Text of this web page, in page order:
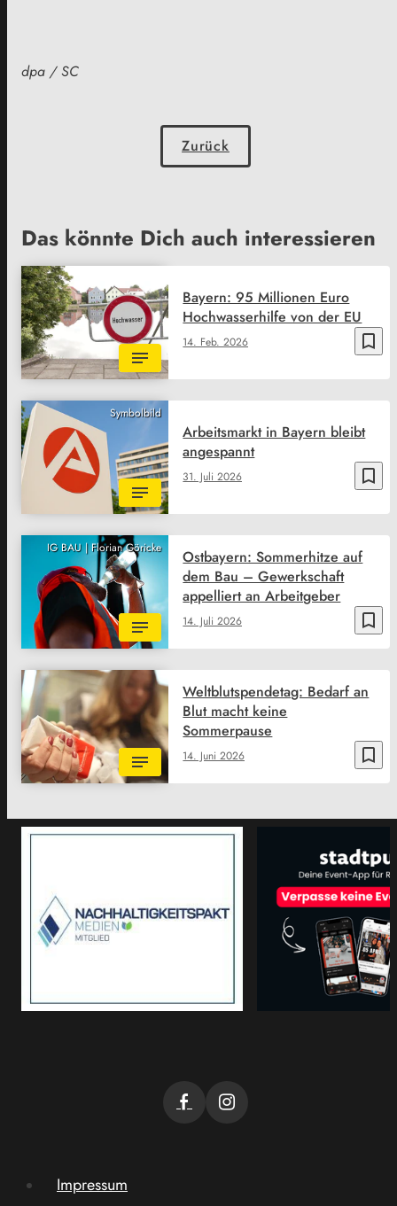
dpa / SC
Zurück
Das könnte Dich auch interessieren
bookmark_border
14. Feb. 2026
Bayern: 95 Millionen Euro
Hochwasserhilfe von der EU
Symbolbild
bookmark_border
31. Juli 2026
Arbeitsmarkt in Bayern bleibt
angespannt
IG BAU | Florian Göricke
bookmark_border
14. Juli 2026
Ostbayern: Sommerhitze auf
dem Bau – Gewerkschaft
appelliert an Arbeitgeber
bookmark_border
14. Juni 2026
Weltblutspendetag: Bedarf an
Blut macht keine
Sommerpause
Impressum